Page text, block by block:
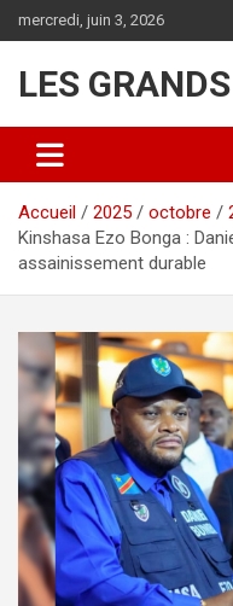
au
mercredi, juin 3, 2026
LES
Accueil 2025 octobre
Kinshasa Ezo Bonga :
assainissement durable